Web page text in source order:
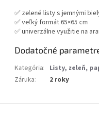
✅ zelené listy s jemnými
✅ veľký formát 65×65 cm
✅ univerzálne využitie na
Dodatočné
Kategória: Listy, zeleň,
Záruka: 2 roky